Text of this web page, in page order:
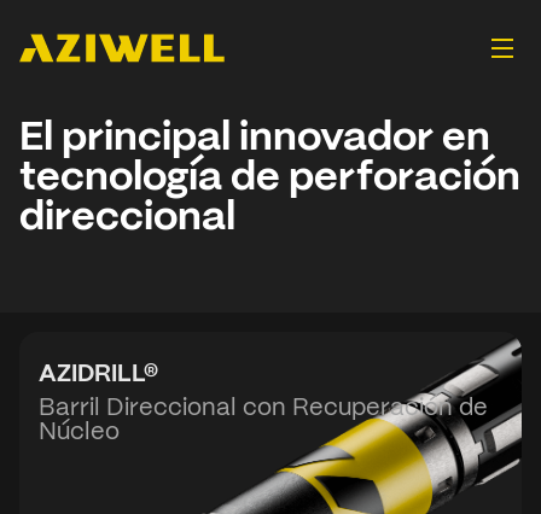
El principal innovador en
tecnología de perforación
direccional
AZIDRILL®
Barril Direccional con Recuperación de
Núcleo